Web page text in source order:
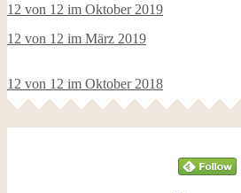
12 von 12 im Oktober 2019
12 von 12 im März 2019
12 von 12 im Oktober 2018